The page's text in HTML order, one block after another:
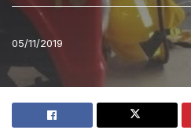
05/11/2019